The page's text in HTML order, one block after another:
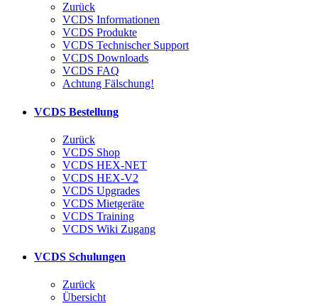
Zurück
VCDS Informationen
VCDS Produkte
VCDS Technischer Support
VCDS Downloads
VCDS FAQ
Achtung Fälschung!
VCDS Bestellung
Zurück
VCDS Shop
VCDS HEX-NET
VCDS HEX-V2
VCDS Upgrades
VCDS Mietgeräte
VCDS Training
VCDS Wiki Zugang
VCDS Schulungen
Zurück
Übersicht